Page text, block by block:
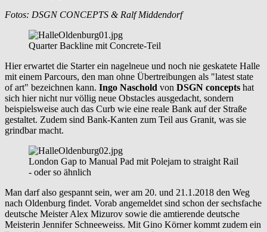
Fotos: DSGN CONCEPTS & Ralf Middendorf
Quarter Backline mit Concrete-Teil
Hier erwartet die Starter ein nagelneue und noch nie geskatete Halle
mit einem Parcours, den man ohne Übertreibungen als "latest state
of art" bezeichnen kann. Ingo Naschold von DSGN concepts hat
sich hier nicht nur völlig neue Obstacles ausgedacht, sondern
beispielsweise auch das Curb wie eine reale Bank auf der Straße
gestaltet. Zudem sind Bank-Kanten zum Teil aus Granit, was sie
grindbar macht.
London Gap to Manual Pad mit Polejam to straight Rail
- oder so ähnlich
Man darf also gespannt sein, wer am 20. und 21.1.2018 den Weg
nach Oldenburg findet. Vorab angemeldet sind schon der sechsfache
deutsche Meister Alex Mizurov sowie die amtierende deutsche
Meisterin Jennifer Schneeweiss. Mit Gino Körner kommt zudem ein